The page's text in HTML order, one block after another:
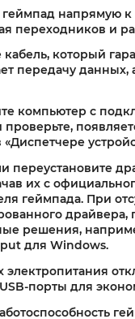
напрямую к
переходников и
кабель, который
передачу данных,
компьютер с
«Диспетчере
переустановите
их с
геймпада. При
драйвера,
решения,
для Windows.
электропитания
порты для